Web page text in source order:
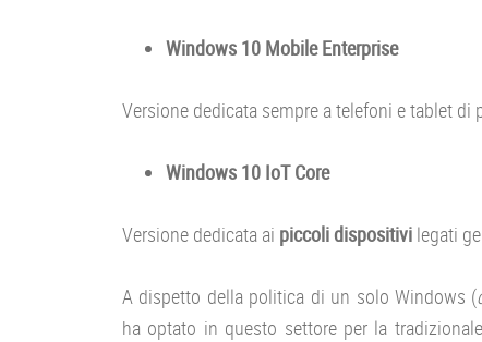
Windows 10 Mobile Enterprise
Versione dedicata sempre a telefoni e tablet
Windows 10 IoT Core
Versione dedicata ai piccoli dispositivi legati
A dispetto della politica di un solo Windows (
ha optato in questo settore per la